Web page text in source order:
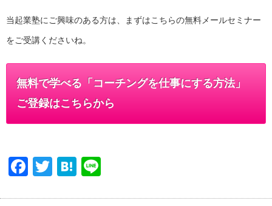
当起業塾にご興味のある方は、まずはこちらの無料メールセミナー
をご受講くださいね。
無料で学べる「コーチングを仕事にする方法」
ご登録はこちらから
Facebook
TwitterHatena